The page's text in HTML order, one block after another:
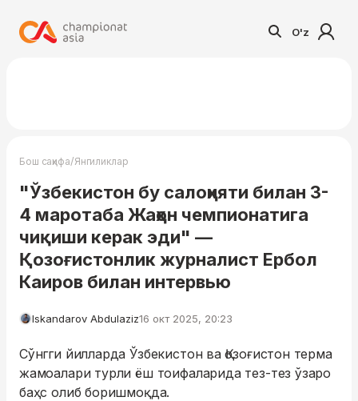
O'z
Бош саҳифа/Янгиликлар
"Ўзбекистон бу салоҳияти билан 3-
4 маротаба Жаҳон чемпионатига
чиқиши керак эди" —
Қозоғистонлик журналист Ербол
Каиров билан интервью
Iskandarov Abdulaziz16 окт 2025, 20:23
Сўнгги йилларда Ўзбекистон ва Қозоғистон терма
жамоалари турли ёш тоифаларида тез-тез ўзаро
баҳс олиб боришмоқда.